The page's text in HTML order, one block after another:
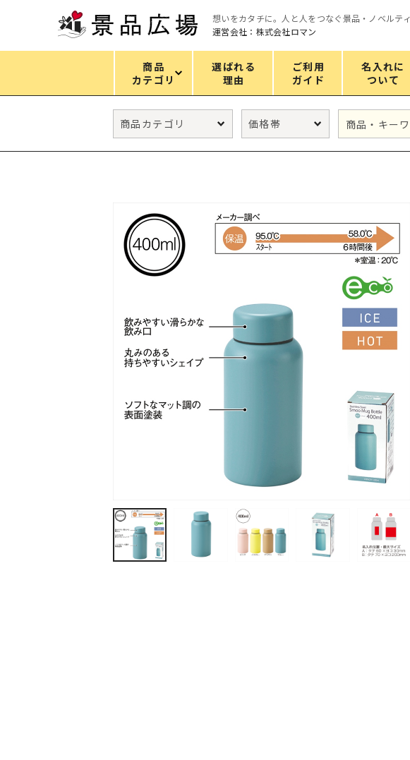
想いをカタチに。人と人をつなぐ景品・ノベルティ
運営会社：株式会社ロマン
商品
カテゴリ
選ばれる
理由
ご利用
ガイド
名入れに
ついて
カテゴリ
ギフトセット
フェイス&ボディケア スマホ・PCグッズ
防災・防犯グッズ
食品・スイーツ
ティッシュ・ロール タオル・ハンカチ
ペン・筆記用具 傘・レイングッズ
バッグ&ポーチ
衛生用品特集 キャラクター雑貨
すべてのカテゴリ